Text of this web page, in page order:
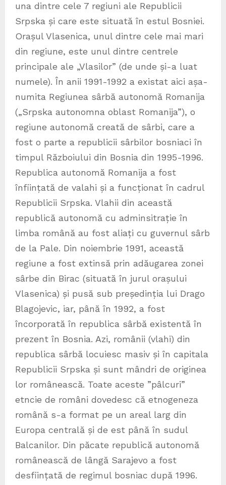
una dintre cele 7 regiuni ale Republicii
Srpska și care este situată în estul Bosniei.
Orașul Vlasenica, unul dintre cele mai mari
din regiune, este unul dintre centrele
principale ale „Vlasilor” (de unde și-a luat
numele). În anii 1991-1992 a existat aici așa-
numita Regiunea sârbă autonomă Romanija
(„Srpska autonomna oblast Romanija”), o
regiune autonomă creată de sârbi, care a
fost o parte a republicii sârbilor bosniaci în
timpul Războiului din Bosnia din 1995-1996.
Republica autonomă Romanija a fost
înființată de valahi și a funcționat în cadrul
Republicii Srpska. Vlahii din această
republică autonomă cu adminsitrație în
limba română au fost aliați cu guvernul sârb
de la Pale. Din noiembrie 1991, această
regiune a fost extinsă prin adăugarea zonei
sârbe din Birac (situată în jurul orașului
Vlasenica) și pusă sub președinția lui Drago
Blagojevic, iar, până în 1992, a fost
încorporată în republica sârbă existentă în
prezent în Bosnia. Azi, românii (vlahi) din
republica sârbă locuiesc masiv și în capitala
Republicii Srpska și sunt mândri de originea
lor românească. Toate aceste ”pâlcuri”
etncie de români dovedesc că etnogeneza
română s-a format pe un areal larg din
Europa centrală și de est până în sudul
Balcanilor. Din păcate republică autonomă
românească de lângă Sarajevo a fost
desființată de regimul bosniac după 1996.